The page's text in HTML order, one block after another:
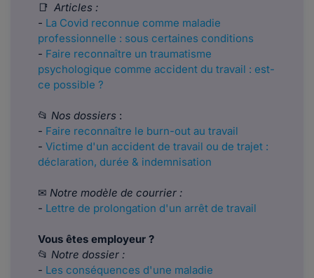
📑 Articles :
- La Covid reconnue comme maladie
professionnelle : sous certaines conditions
- Faire reconnaître un traumatisme
psychologique comme accident du travail : est-
ce possible ?
📂 Nos dossiers :
- Faire reconnaître le burn-out au travail
- Victime d'un accident de travail ou de trajet :
déclaration, durée & indemnisation
✉ Notre modèle de courrier :
- Lettre de prolongation d'un arrêt de travail
Vous êtes employeur ?
📂 Notre dossier :
- Les conséquences d'une maladie